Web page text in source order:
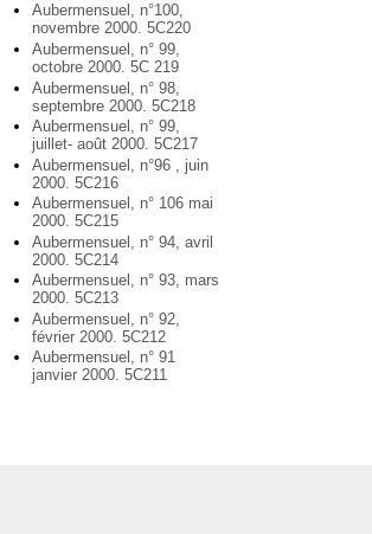
Aubermensuel, n°100,
novembre 2000. 5C220
Aubermensuel, n° 99,
octobre 2000. 5C 219
Aubermensuel, n° 98,
septembre 2000. 5C218
Aubermensuel, n° 99,
juillet- août 2000. 5C217
Aubermensuel, n°96 , juin
2000. 5C216
Aubermensuel, n° 106 mai
2000. 5C215
Aubermensuel, n° 94, avril
2000. 5C214
Aubermensuel, n° 93, mars
2000. 5C213
Aubermensuel, n° 92,
février 2000. 5C212
Aubermensuel, n° 91
janvier 2000. 5C211